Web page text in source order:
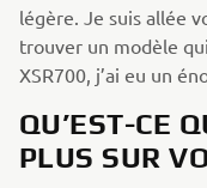
légère. Je suis allée
trouver un modèle
XSR700, j’ai eu un
QU’EST-CE
PLUS SUR